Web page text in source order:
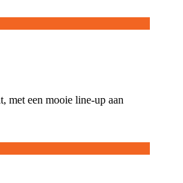
met een mooie line-up aan